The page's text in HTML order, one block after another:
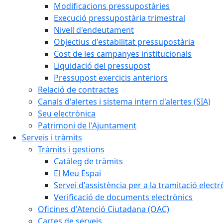
Modificacions pressupostàries
Execució pressupostària trimestral
Nivell d'endeutament
Objectius d'estabilitat pressupostària
Cost de les campanyes institucionals
Liquidació del pressupost
Pressupost exercicis anteriors
Relació de contractes
Canals d'alertes i sistema intern d'alertes (SIA)
Seu electrònica
Patrimoni de l'Ajuntament
Serveis i tràmits
Tràmits i gestions
Catàleg de tràmits
El Meu Espai
Servei d'assistència per a la tramitació
Verificació de documents electrònics
Oficines d'Atenció Ciutadana (OAC)